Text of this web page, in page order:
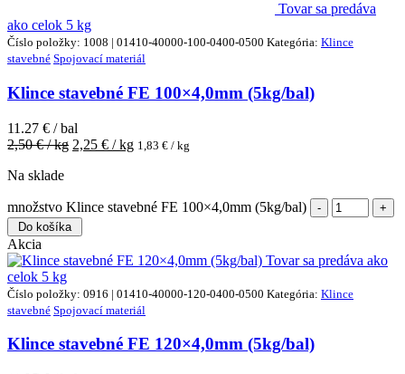
Tovar sa predáva
ako celok 5 kg
Číslo položky: 1008 | 01410-40000-100-0400-0500 Kategória: Klince
stavebné Spojovací materiál
Klince stavebné FE 100×4,0mm (5kg/bal)
11.27 € / bal
2,50€ / kg 2,25 € / kg 1,83 € / kg
Na sklade
množstvo Klince stavebné FE 100×4,0mm (5kg/bal)
Do košíka
Akcia
Tovar sa predáva ako
celok 5 kg
Číslo položky: 0916 | 01410-40000-120-0400-0500 Kategória: Klince
stavebné Spojovací materiál
Klince stavebné FE 120×4,0mm (5kg/bal)